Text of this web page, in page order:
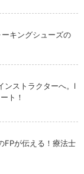
ーキングシューズの
ンストラクターへ。l
ト！
FPが伝える！療法士